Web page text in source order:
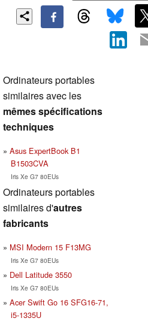
Ordinateurs portables
similaires avec les
mêmes spécifications
techniques
Asus ExpertBook B1
B1503CVA
Iris Xe G7 80EUs
Ordinateurs portables
similaires d'autres
fabricants
MSI Modern 15 F13MG
Iris Xe G7 80EUs
Dell Latitude 3550
Iris Xe G7 80EUs
Acer Swift Go 16 SFG16-71,
i5-1335U